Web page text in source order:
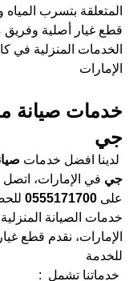
المتعلقة بتسرب المياه
قطع غيار أصلية
الخدمات المنزلية في
الإمارات
خدمات صيانة
جي
لدينا افضل خدمات
جي في الإمارات، اتصل
على 0555171700
خدمات الصيانة
الإمارات، نقدم قطع
للخدمة
خدماتنا تشمل  :